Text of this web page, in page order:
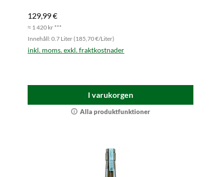
129,99 €
≈ 1 420 kr ***
Innehåll: 0.7 Liter (185,70 €/Liter)
inkl. moms. exkl. fraktkostnader
I varukorgen
Alla produktfunktioner